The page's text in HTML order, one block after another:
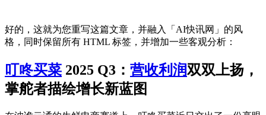
好的，这就为您重写这篇文章，并融入「AI快讯网」的风
格，同时保留所有 HTML 标签，并增加一些客观分析：
叮咚买菜 2025 Q3： 营收利润双双上扬，
掌舵者描绘增长新蓝图